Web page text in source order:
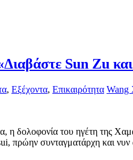
Sun Zu
, Εξέχοντα, Επικαιρότητα Wang
η δολοφονία του ηγέτη της
πρώην συνταγματάρχη και